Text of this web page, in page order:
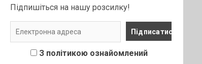
Підпишіться на нашу розсилку!
З політикою ознайомлений